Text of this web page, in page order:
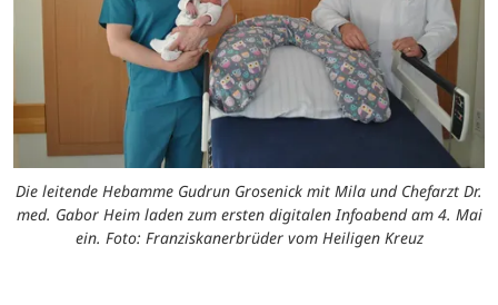
Die leitende Hebamme Gudrun Grosenick mit Mila und Chefarzt Dr.
med. Gabor Heim laden zum ersten digitalen Infoabend am 4. Mai
ein. Foto: Franziskanerbrüder vom Heiligen Kreuz